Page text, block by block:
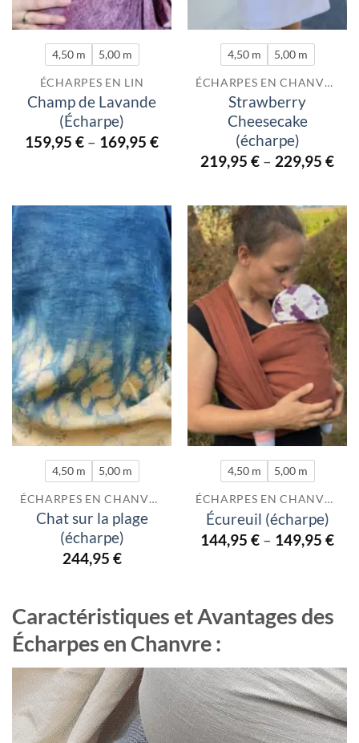
4,50 m 5,00 m
ÉCHARPES EN LIN
Champ de Lavande
(Écharpe)
159,95 € – 169,95 €
4,50 m 5,00 m
ÉCHARPES EN CHANVRE
Strawberry
Cheesecake
(écharpe)
219,95 € – 229,95 €
4,50 m 5,00 m
ÉCHARPES EN CHANVRE
Chat sur la plage
(écharpe)
244,95 €
4,50 m 5,00 m
ÉCHARPES EN CHANVRE
Écureuil (écharpe)
144,95 € – 149,95 €
Caractéristiques et Avantages des
Écharpes en Chanvre :